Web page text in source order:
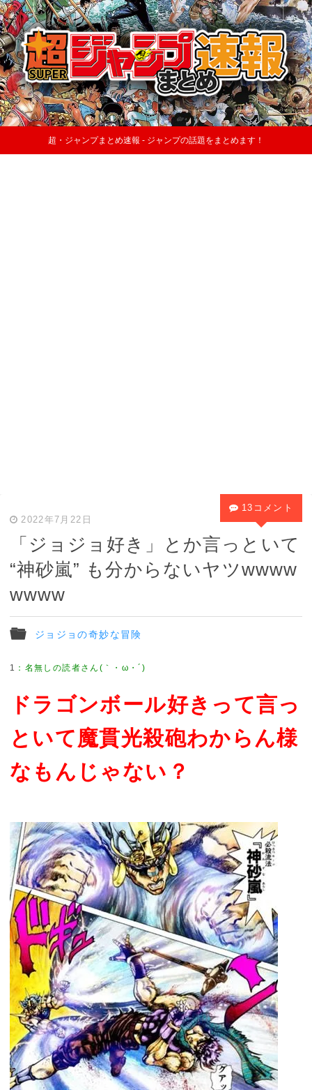
超・ジャンプまとめ速報 - ジャンプの話題をまとめます！
2022年7月22日
「ジョジョ好き」とか言っといて
“神砂嵐” も分からないヤツwwww
wwww
ジョジョの奇妙な冒険
13コメント
1
ドラゴンボール好きって言っ
といて魔貫光殺砲わからん様
なもんじゃない？